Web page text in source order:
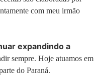
com meu irmão
expandindo a
sempre. Hoje atuamos em
do Paraná.